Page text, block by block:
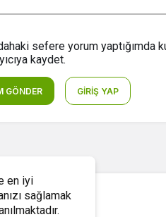
sefere yorum yaptığımda
kaydet.
GÖNDER GIRIŞ YAP
en iyi
sağlamak